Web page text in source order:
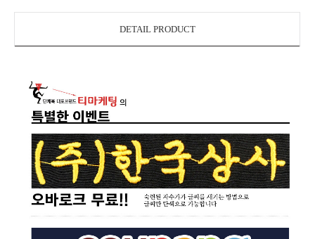
DETAIL PRODUCT